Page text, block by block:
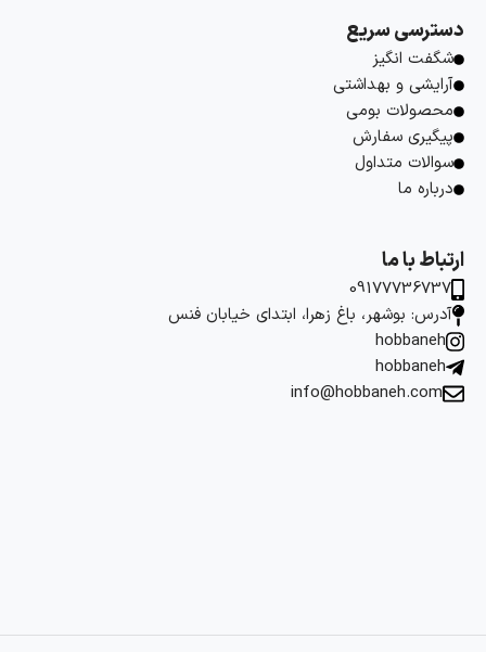
دسترسی سریع
شگفت انگیز
آرایشی و بهداشتی
محصولات بومی
پیگیری سفارش
سوالات متداول
درباره ما
ارتباط با ما
09177736737
آدرس: بوشهر، باغ زهرا، ابتدای خیابان فنس
hobbaneh
hobbaneh
info@hobbaneh.com